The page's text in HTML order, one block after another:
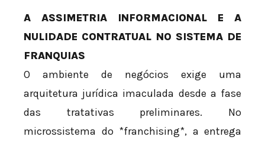
A ASSIMETRIA INFORMACIONAL E A
NULIDADE CONTRATUAL NO SISTEMA DE
FRANQUIAS
O ambiente de negócios exige uma
arquitetura jurídica imaculada desde a fase
das tratativas preliminares. No
microssistema do *franchising*, a entrega